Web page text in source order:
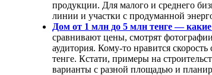
продукции. Для малого и среднего
линии и участки с продуманной
Дом от 1 млн до 5 млн тенге —
сравнивают цены, смотрят
аудитория. Кому-то нравится
тенге. Кстати, примеры на
варианты с разной площадью и